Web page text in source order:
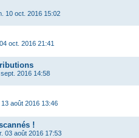
10 oct. 2016 15:02
oct. 2016 21:41
2016 14:58
août 2016 13:46
!
03 août 2016 17:53